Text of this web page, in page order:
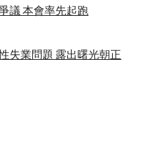
議 本會率先起跑
失業問題 露出曙光朝正